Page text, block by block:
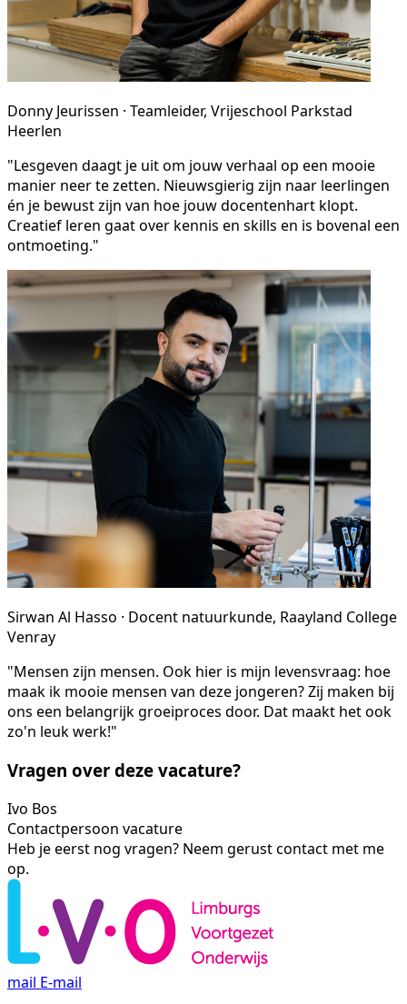
Donny Jeurissen · Teamleider, Vrijeschool Parkstad
Heerlen
"Lesgeven daagt je uit om jouw verhaal op een mooie
manier neer te zetten. Nieuwsgierig zijn naar leerlingen
én je bewust zijn van hoe jouw docentenhart klopt.
Creatief leren gaat over kennis en skills en is bovenal een
ontmoeting."
Sirwan Al Hasso · Docent natuurkunde, Raayland College
Venray
"Mensen zijn mensen. Ook hier is mijn levensvraag: hoe
maak ik mooie mensen van deze jongeren? Zij maken bij
ons een belangrijk groeiproces door. Dat maakt het ook
zo'n leuk werk!"
Vragen over deze vacature?
Ivo Bos
Contactpersoon vacature
Heb je eerst nog vragen? Neem gerust contact met me
op.
mail E-mail